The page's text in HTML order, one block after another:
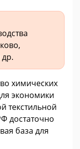
химических
экономики
текстильной
достаточно
база для